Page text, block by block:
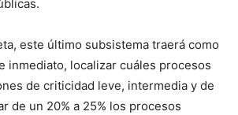
este último subsistema traerá como
inmediato, localizar cuáles procesos
de criticidad leve, intermedia y de
de un 20% a 25% los procesos